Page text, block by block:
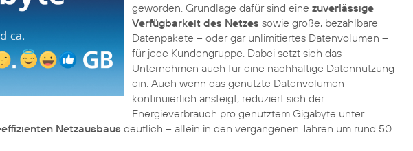
geworden. Grundlage dafür sind eine zuverlässige
Verfügbarkeit des Netzes sowie große, bezahlbare
Datenpakete – oder gar unlimitiertes Datenvolumen –
für jede Kundengruppe. Dabei setzt sich das
Unternehmen auch für eine nachhaltige Datennutzung
ein: Auch wenn das genutzte Datenvolumen
kontinuierlich ansteigt, reduziert sich der
Energieverbrauch pro genutztem Gigabyte unter
Netzausbaus deutlich – allein in den vergangenen Jahren um rund 50